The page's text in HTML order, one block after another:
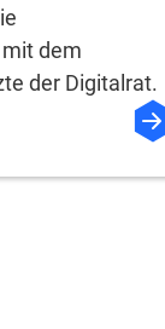
dem
der Digitalrat.